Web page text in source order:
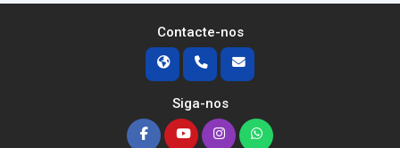
Contacte-nos
Siga-nos